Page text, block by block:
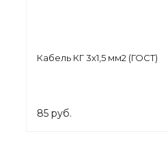
Кабель КГ 3х1,5 мм2 (ГОСТ)
85 руб.